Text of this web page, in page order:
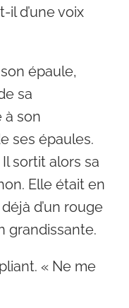
il d’une voix
épaule,
sa
à son
ses épaules.
sortit alors sa
Elle était en
d’un rouge
grandissante.
« Ne me